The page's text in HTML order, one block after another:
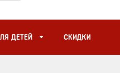
ДЕТЕЙ СКИДКИ